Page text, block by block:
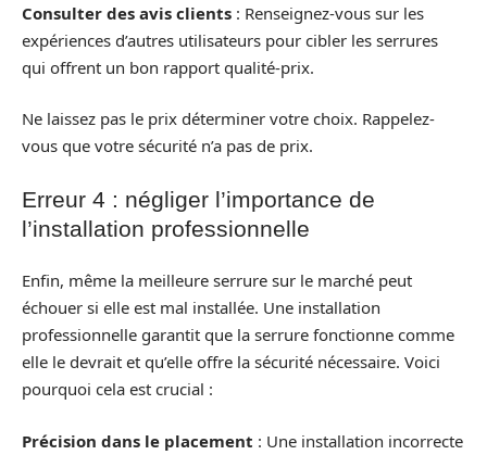
Consulter des avis clients : Renseignez-vous sur les
expériences d’autres utilisateurs pour cibler les serrures
qui offrent un bon rapport qualité-prix.
Ne laissez pas le prix déterminer votre choix. Rappelez-
vous que votre sécurité n’a pas de prix.
Erreur 4 : négliger l’importance de
l’installation professionnelle
Enfin, même la meilleure serrure sur le marché peut
échouer si elle est mal installée. Une installation
professionnelle garantit que la serrure fonctionne comme
elle le devrait et qu’elle offre la sécurité nécessaire. Voici
pourquoi cela est crucial :
Précision dans le placement : Une installation incorrecte